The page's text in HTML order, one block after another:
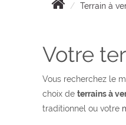
Terrain à
Votre
Vous recherchez le
choix de terrains à
traditionnel ou votre